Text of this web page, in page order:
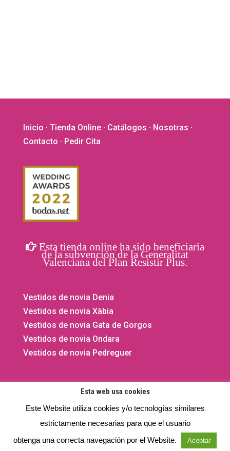
Inicio · Tienda Online· Catálogos · Nosotras ·
Contacto · Pedir Cita
Esta tienda online ha sido beneficiaria
de la subvención de la Generalitat
Valenciana del Plan Resistir Plus.
Vestidos de novia Denia
Vestidos de novia Xàbia
Vestidos de novia Gata de Gorgos
Vestidos de novia Ondara
Vestidos de novia Pedreguer
Cookies
⚡Teamhost Studio
Esta web usa cookies
Este Website utiliza cookies y/o tecnologías similares
estrictamente necesarias para que el usuario
obtenga una correcta navegación por el Website.
Aceptar